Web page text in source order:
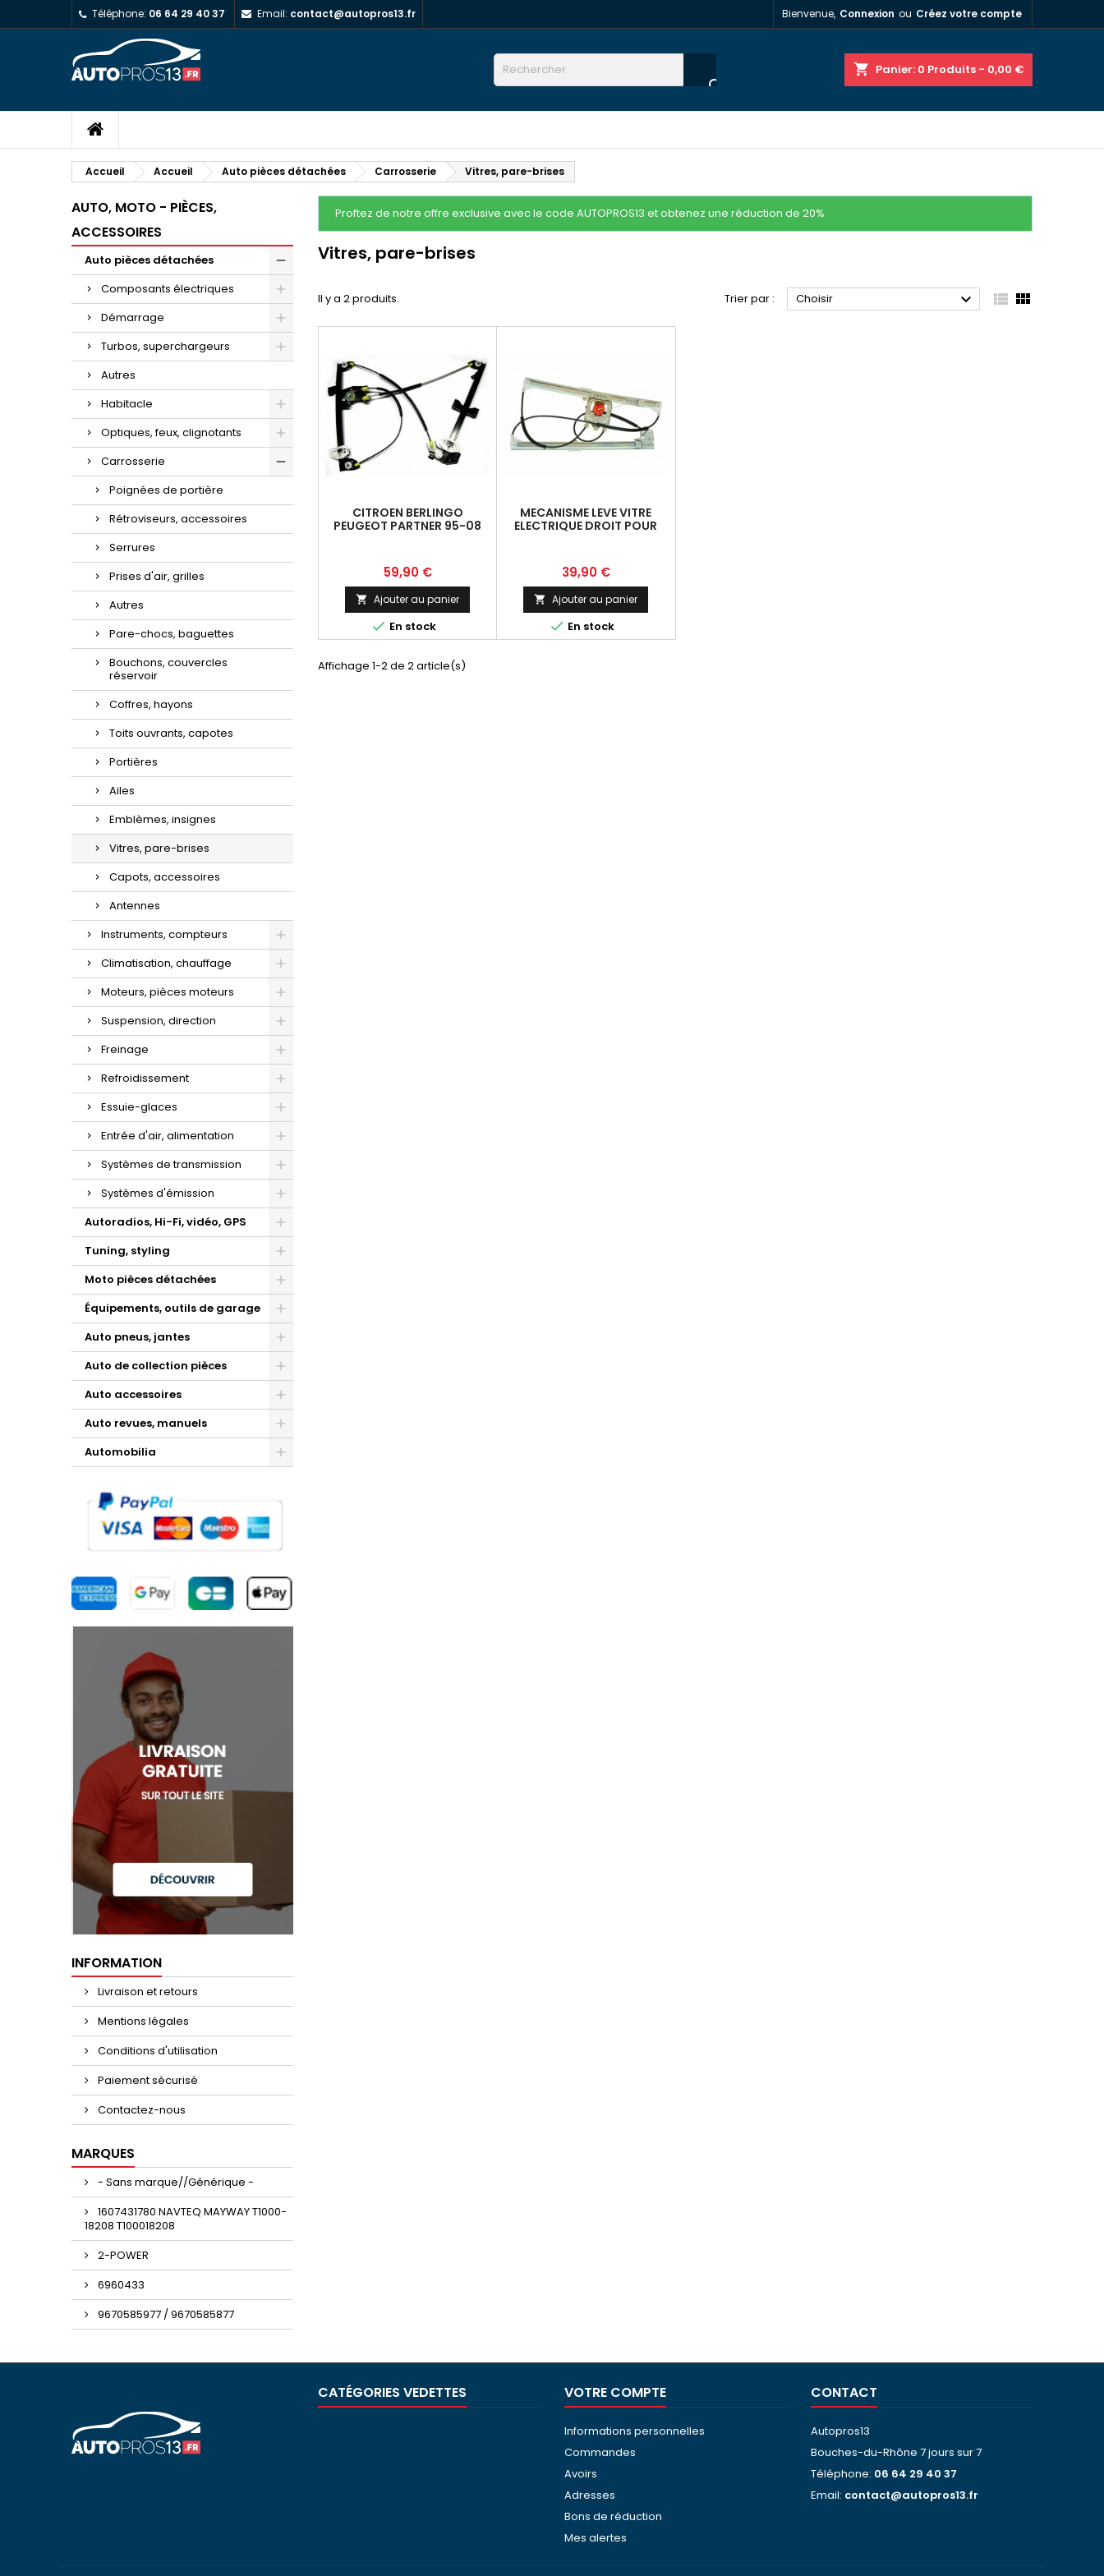
Téléphone: 06 64 29 40 37 Email: contact@autopros13.fr Bienvenue, Connexion ou Créez votre compte
shopping_cart Panier: 0 Produits - 0,00 €

Accueil Accueil Auto pièces détachées Carrosserie Vitres, pare-brises
AUTO, MOTO - PIÈCES,
ACCESSOIRES
Auto pièces détachées
Composants électriques
Démarrage
Turbos, superchargeurs
Autres
Habitacle
Optiques, feux, clignotants
Carrosserie
Poignées de portière
Rétroviseurs, accessoires
Serrures
Prises d'air, grilles
Autres
Pare-chocs, baguettes
Bouchons, couvercles
réservoir
Coffres, hayons
Toits ouvrants, capotes
Portières
Ailes
Emblèmes, insignes
Vitres, pare-brises
Capots, accessoires
Antennes
Instruments, compteurs
Climatisation, chauffage
Moteurs, pièces moteurs
Suspension, direction
Freinage
Refroidissement
Essuie-glaces
Entrée d'air, alimentation
Systèmes de transmission
Systèmes d'émission
Autoradios, Hi-Fi, vidéo, GPS
Tuning, styling
Moto pièces détachées
Équipements, outils de garage
Auto pneus, jantes
Auto de collection pièces
Auto accessoires
Auto revues, manuels
Automobilia
INFORMATION
Livraison et retours
Mentions légales
Conditions d'utilisation
Paiement sécurisé
Contactez-nous
MARQUES
- Sans marque//Générique -
1607431780 NAVTEQ MAYWAY T1000-
18208 T100018208
2-POWER
6960433
9670585977 / 9670585877
Proftez de notre offre exclusive avec le code AUTOPROS13 et obtenez une réduction de 20%
Vitres, pare-brises
Il y a 2 produits. Trier par : Choisir   
CITROEN BERLINGO
PEUGEOT PARTNER 95-08
Prix
59,90 €
 Ajouter au panier
 En stock
MECANISME LEVE VITRE
ELECTRIQUE DROIT POUR
Prix
39,90 €
 Ajouter au panier
 En stock
Affichage 1-2 de 2 article(s)
CATÉGORIES VEDETTES VOTRE COMPTE
Informations personnelles
Commandes
Avoirs
Adresses
Bons de réduction
Mes alertes
CONTACT
Autopros13
Bouches-du-Rhône 7 jours sur 7
Téléphone: 06 64 29 40 37
Email: contact@autopros13.fr